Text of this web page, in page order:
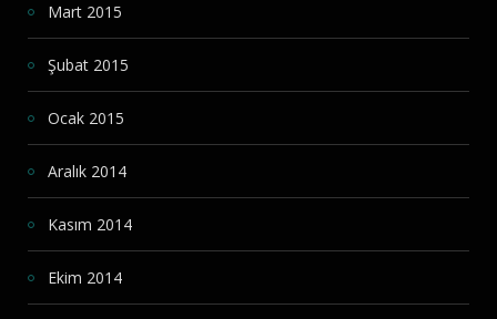
Mart 2015
Şubat 2015
Ocak 2015
Aralık 2014
Kasım 2014
Ekim 2014